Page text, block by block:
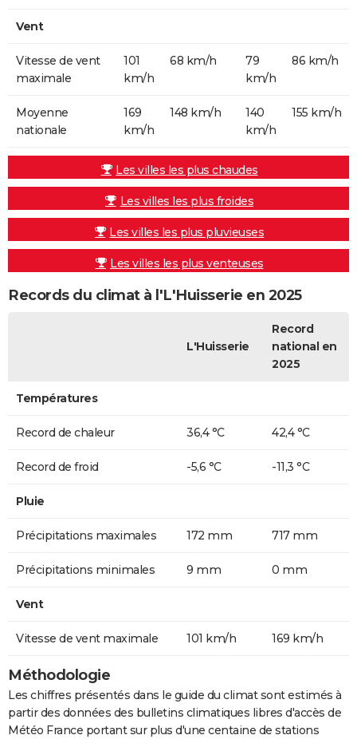
Vent
Vitesse de vent
maximale
101
km/h
68 km/h
79
km/h
86 km/h
Moyenne
nationale
169
km/h
148 km/h
140
km/h
155 km/h
Les villes les plus chaudes
Les villes les plus froides
Les villes les plus pluvieuses
Les villes les plus venteuses
Records du climat à l'L'Huisserie en 2025
L'Huisserie
Record
national en
2025
Températures
Record de chaleur 36,4 °C 42,4 °C
Record de froid -5,6 °C -11,3 °C
Pluie
Précipitations maximales 172 mm 717 mm
Précipitations minimales 9 mm 0 mm
Vent
Vitesse de vent maximale 101 km/h 169 km/h
Méthodologie
Les chiffres présentés dans le guide du climat sont estimés à
partir des données des bulletins climatiques libres d'accès de
Météo France portant sur plus d'une centaine de stations